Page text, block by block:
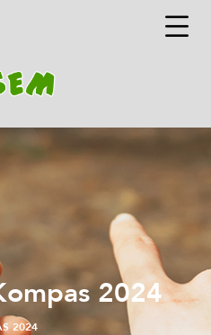
2024
2024